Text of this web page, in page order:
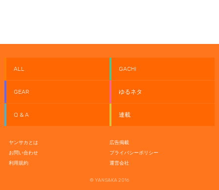
ALL GACHI
GEAR ゆるネタ
Q & A 連載
ヤンサカとは
広告掲載
お問い合わせ
プライバシーポリシー
利用規約
運営会社
© YANSAKA 2016